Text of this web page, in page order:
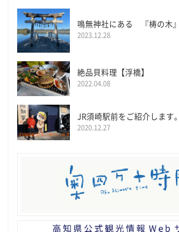
鳴無神社にある 『梼の木』
2023.12.28
絶品貝料理【浮橋】
2022.04.08
JR須崎駅前をご紹介します。
2020.12.27